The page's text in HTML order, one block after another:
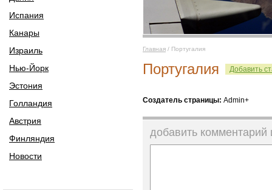
Испания
Канары
Израиль
Нью-Йорк
Эстония
Голландия
Австрия
Финляндия
Новости
Главная / Португалия
Португалия Добавить
Создатель страницы: Admin+
добавить